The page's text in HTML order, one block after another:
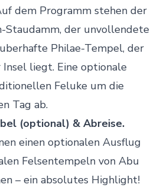
dem Programm stehen der
Staudamm, der unvollendete
Philae-Tempel, der
Insel liegt. Eine optionale
Feluke um die
Tag ab.
(optional) & Abreise.
einen optionalen Ausflug
Felsentempeln von Abu
– ein absolutes Highlight!